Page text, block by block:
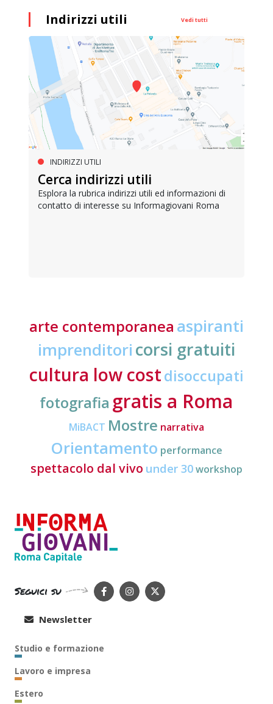
Indirizzi utili Vedi tutti
INDIRIZZI UTILI
Cerca indirizzi utili
Esplora la rubrica indirizzi utili ed informazioni di
contatto di interesse su Informagiovani Roma
arte contemporanea aspiranti
imprenditori corsi gratuiti
cultura low costdisoccupati
fotografia gratis a Roma
MiBACT Mostre narrativa
Orientamento performance
spettacolo dal vivo under 30workshop
Seguici su
Newsletter
Studio e formazione
Lavoro e impresa
Estero